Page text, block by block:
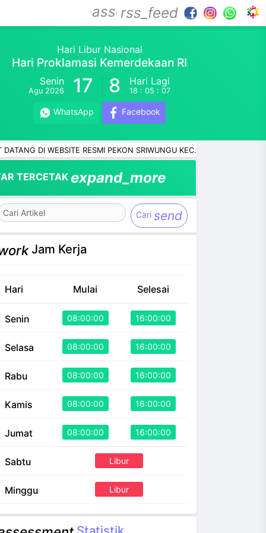
assessment
rss_feed
Hari Libur Nasional
Hari Proklamasi Kemerdekaan RI
Senin
Agu 2026 17 8 Hari Lagi
18 : 05 : 06
WhatsApp Facebook
WEBSITE RESMI PEKON SRIWUNGU KEC. BANYUMAS KAB.
TERCETAK expand_more
Cari send
Jam Kerja
Hari Mulai Selesai
Senin 08:00:00 16:00:00
Selasa 08:00:00 16:00:00
Rabu 08:00:00 16:00:00
Kamis 08:00:00 16:00:00
Jumat 08:00:00 16:00:00
Sabtu Libur
Minggu Libur